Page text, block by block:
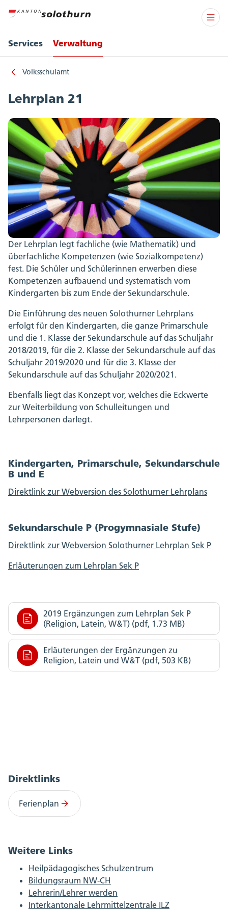
Services Verwaltung
Volksschulamt
Lehrplan 21
Der Lehrplan legt fachliche (wie Mathematik) und
überfachliche Kompetenzen (wie Sozialkompetenz)
fest. Die Schüler und Schülerinnen erwerben diese
Kompetenzen aufbauend und systematisch vom
Kindergarten bis zum Ende der Sekundarschule.
Die Einführung des neuen Solothurner Lehrplans
erfolgt für den Kindergarten, die ganze Primarschule
und die 1. Klasse der Sekundarschule auf das Schuljahr
2018/2019, für die 2. Klasse der Sekundarschule auf das
Schuljahr 2019/2020 und für die 3. Klasse der
Sekundarschule auf das Schuljahr 2020/2021.
Ebenfalls liegt das Konzept vor, welches die Eckwerte
zur Weiterbildung von Schulleitungen und
Lehrpersonen darlegt.
Kindergarten, Primarschule, Sekundarschule
B und E
Direktlink zur Webversion des Solothurner Lehrplans
Sekundarschule P (Progymnasiale Stufe)
Direktlink zur Webversion Solothurner Lehrplan Sek P
Erläuterungen zum Lehrplan Sek P
2019 Ergänzungen zum Lehrplan Sek P
(Religion, Latein, W&T) (pdf, 1.73 MB)
Erläuterungen der Ergänzungen zu
Religion, Latein und W&T (pdf, 503 KB)
Direktlinks
Ferienplan
Weitere Links
Heilpädagogisches Schulzentrum
Bildungsraum NW-CH
Lehrerin/Lehrer werden
Interkantonale Lehrmittelzentrale ILZ